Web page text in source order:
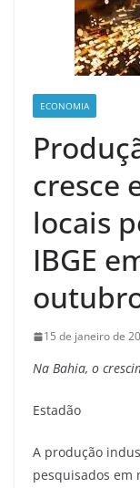
ECONOMIA
cresce
locais
IBGE
15 de janeiro de
Na Bahia, o
Estadão
A produção
pesquisados em